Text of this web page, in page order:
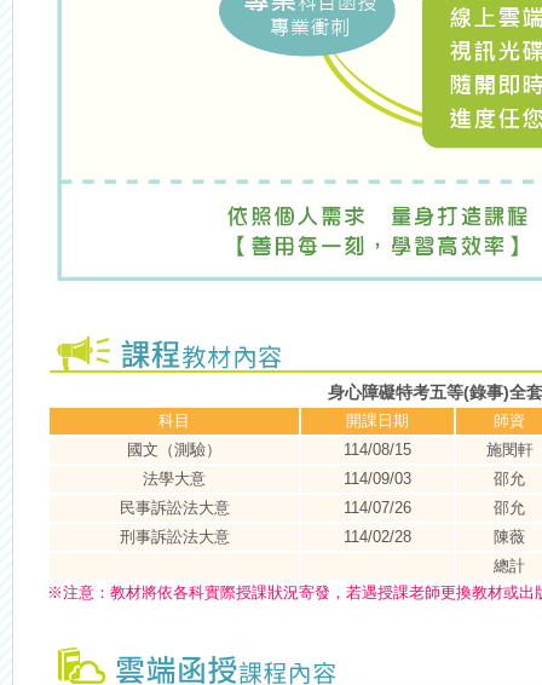
身心障礙特考五等(錄事)全
科目 開課日期
師資
國文（測驗）
114/08/15
施閔軒
法學大意
114/09/03
邵允
民事訴訟法大意
114/07/26
邵允
刑事訴訟法大意
114/02/28
陳薇
總計
※注意： 教材將依各科實際授課狀況寄發，若遇授課老師更換教材或